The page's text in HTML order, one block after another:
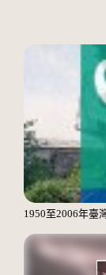
1950至2006年臺